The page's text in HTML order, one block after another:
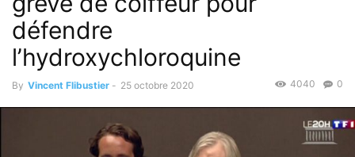
défendre
l’hydroxychloroquine
By Vincent Flibustier - 25 octobre 2020 0
4040